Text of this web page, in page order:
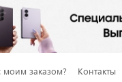
моим заказом? Контакты